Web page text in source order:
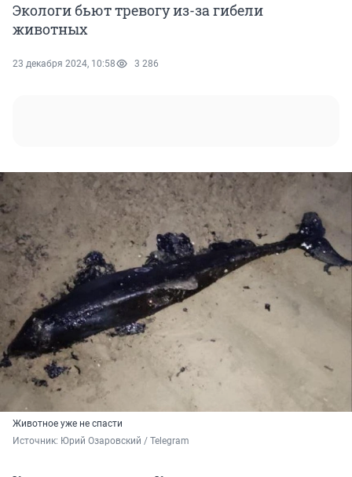
Экологи бьют тревогу из-за гибели
животных
23 декабря 2024, 10:58 3 286
Животное уже не спасти
Источник: Юрий Озаровский / Telegram